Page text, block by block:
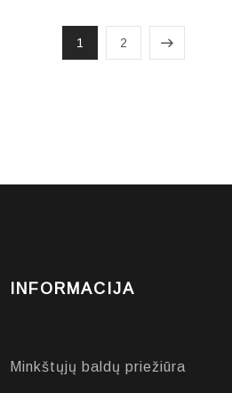
1 2
INFORMACIJA
Minkštųjų baldų priežiūra